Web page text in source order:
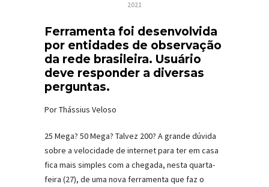
2021
Ferramenta foi desenvolvida
por entidades de observação
da rede brasileira. Usuário
deve responder a diversas
perguntas.
Por Thássius Veloso
25 Mega? 50 Mega? Talvez 200? A grande dúvida
sobre a velocidade de internet para ter em casa
fica mais simples com a chegada, nesta quarta-
feira (27), de uma nova ferramenta que faz o